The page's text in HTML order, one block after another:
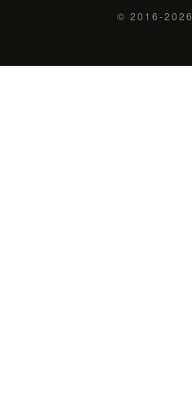
© 2016-2026